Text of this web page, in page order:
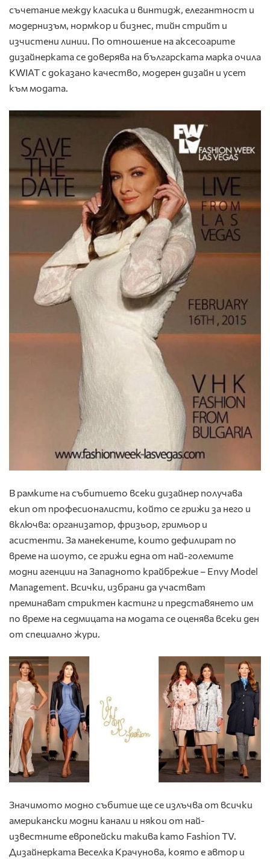
съчетание между класика и винтидж, елегантност и
модернизъм, нормкор и бизнес, тийн стрийт и
изчистени линии. По отношение на аксесоарите
дизайнерката се доверява на българската марка очила
KWIAT с доказано качество, модерен дизайн и усет
към модата.
В рамките на събитието всеки дизайнер получава
екип от професионалисти, който се грижи за него и
включва: организатор, фризьор, гримьор и
асистенти. За манекените, които дефилират по
време на шоуто, се грижи една от най-големите
модни агенции на Западното крайбрежие – Envy Model
Management. Всички, избрани да участват
преминават стриктен кастинг и представянето им
по време на седмицата на модата се оценява всеки ден
от специално жури.
Значимото модно събитие ще се излъчва от всички
американски модни канали и някои от най-
известните европейски такива като Fashion TV.
Дизайнерката Веселка Крачунова, която е автор и